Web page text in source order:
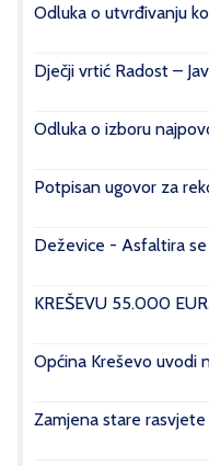
Odluka o utvrđivanju
Dječji vrtić Radost –
Odluka o izboru
Potpisan ugovor za
Deževice - Asfaltira
KREŠEVU 55.000
Općina Kreševo uvodi
Zamjena stare